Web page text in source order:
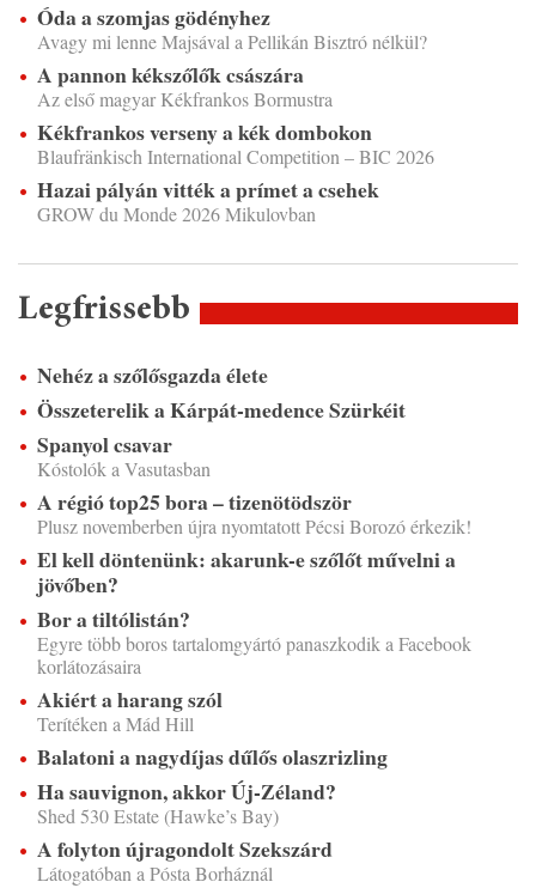
Óda a szomjas gödényhez
Avagy mi lenne Majsával a Pellikán Bisztró nélkül?
A pannon kékszőlők császára
Az első magyar Kékfrankos Bormustra
Kékfrankos verseny a kék dombokon
Blaufränkisch International Competition – BIC 2026
Hazai pályán vitték a prímet a csehek
GROW du Monde 2026 Mikulovban
Legfrissebb
Nehéz a szőlősgazda élete
Összeterelik a Kárpát-medence Szürkéit
Spanyol csavar
Kóstolók a Vasutasban
A régió top25 bora – tizenötödször
Plusz novemberben újra nyomtatott Pécsi Borozó érkezik!
El kell döntenünk: akarunk-e szőlőt művelni a
jövőben?
Bor a tiltólistán?
Egyre több boros tartalomgyártó panaszkodik a Facebook
korlátozásaira
Akiért a harang szól
Terítéken a Mád Hill
Balatoni a nagydíjas dűlős olaszrizling
Ha sauvignon, akkor Új-Zéland?
Shed 530 Estate (Hawke’s Bay)
A folyton újragondolt Szekszárd
Látogatóban a Pósta Borháznál